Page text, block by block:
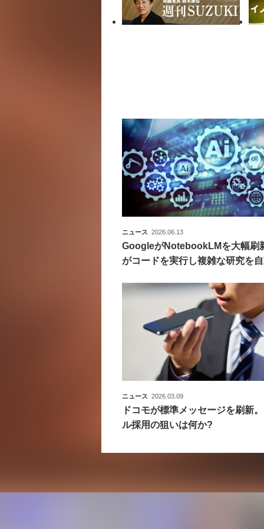
ニュース 2026.06.13
GoogleがNotebookLMを大幅刷
がコードを実行し複雑な研究を
ニュース 2026.03.09
ドコモが標準メッセージを刷新
ル採用の狙いは何か?